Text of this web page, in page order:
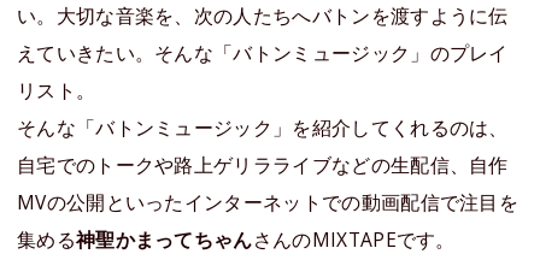
い。大切な音楽を、次の人たちへバトンを渡すように伝
えていきたい。そんな「バトンミュージック」のプレイ
リスト。
そんな「バトンミュージック」を紹介してくれるのは、
自宅でのトークや路上ゲリラライブなどの生配信、自作
MVの公開といったインターネットでの動画配信で注目を
集める神聖かまってちゃんさんのMIXTAPEです。